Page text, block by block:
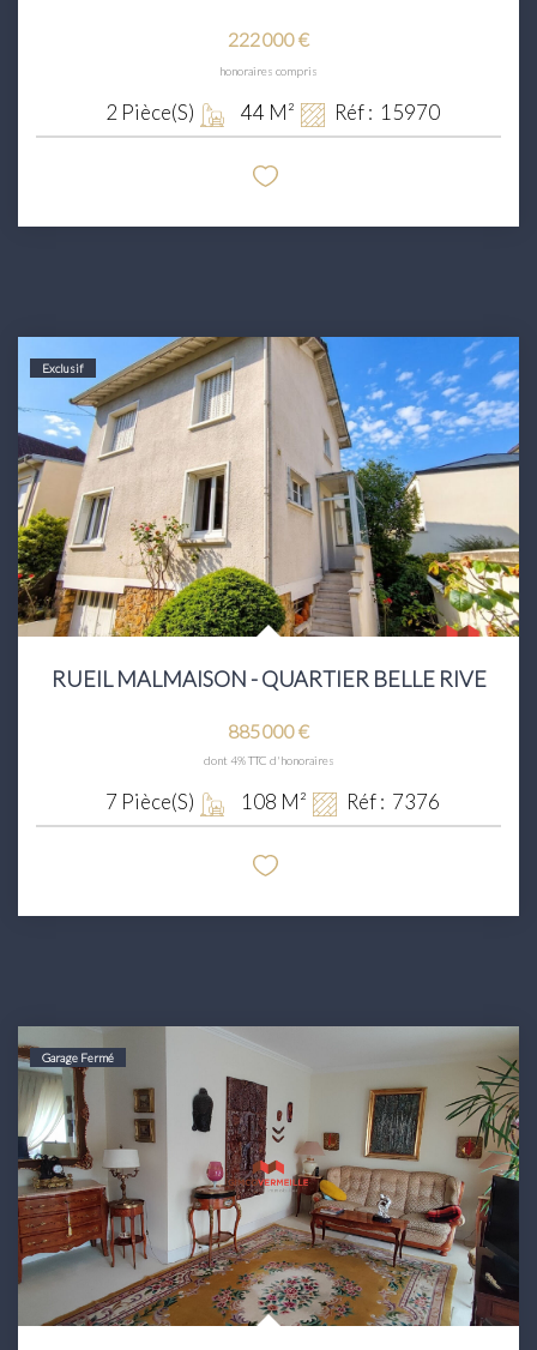
222 000 €
honoraires compris
2 Pièce(s) 44 M² Réf : 15970
Exclusif
RUEIL MALMAISON - QUARTIER BELLE RIVE
885 000 €
dont 4% TTC d'honoraires
7 Pièce(s) 108 M² Réf : 7376
Garage Fermé